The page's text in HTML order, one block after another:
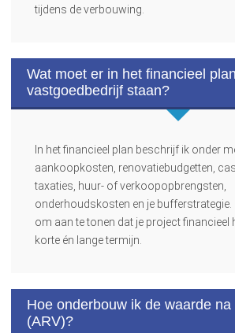
tijdens de verbouwing.
Wat moet er in het financieel
vastgoedbedrijf staan?
In het financieel plan beschrijf ik onder
aankoopkosten, renovatiebudgetten,
taxaties, huur- of verkoopopbrengsten,
onderhoudskosten en je bufferstrategie.
om aan te tonen dat je project financieel
korte én lange termijn.
Hoe onderbouw ik de waarde na
(ARV)?